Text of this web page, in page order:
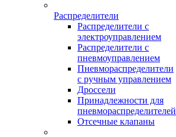
Распределители
Распределители с
электроуправлением
Распределители с
пневмоуправлением
Пневмораспределители
с ручным управлением
Дроссели
Принадлежности для
пневмораспределителей
Отсечные клапаны